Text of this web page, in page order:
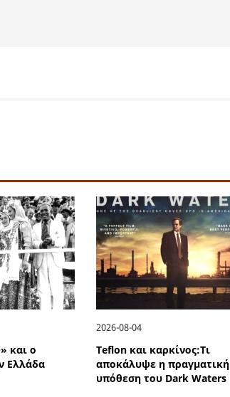
και ο
Ελλάδα
2026-08-04
Teflon και καρκίνος:Τι
αποκάλυψε η πραγματική
υπόθεση του Dark Waters